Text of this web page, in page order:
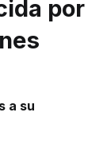
por
a su